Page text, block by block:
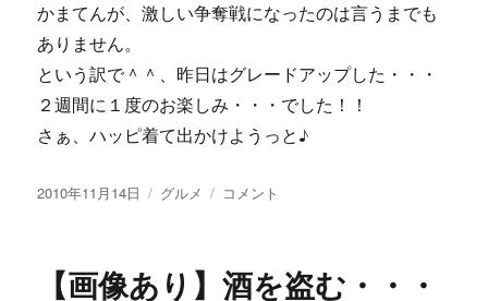
かまてんが、激しい争奪戦になったのは言うまでも
ありません。
という訳で＾＾、昨日はグレードアップした・・・
２週間に１度のお楽しみ・・・でした！！
さぁ、ハッピ着て出かけようっと♪
投
2010年11月14日
カ
ー
グルメ
【画
２
コメント
【画像あり】酒を盗む・・・